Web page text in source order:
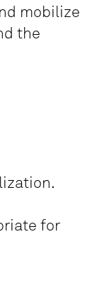
mobilize
the
for